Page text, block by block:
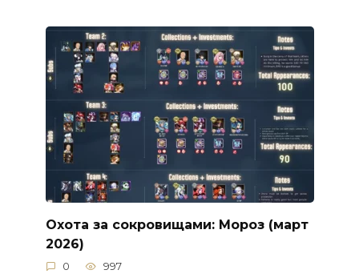
Охота за сокровищами: Мороз (март
2026)
0 997